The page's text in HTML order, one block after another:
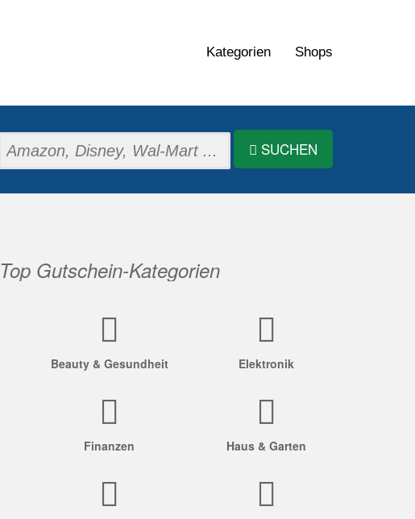
Kategorien Shops
SUCHEN
Top Gutschein-Kategorien
Beauty & Gesundheit Elektronik
Finanzen Haus & Garten